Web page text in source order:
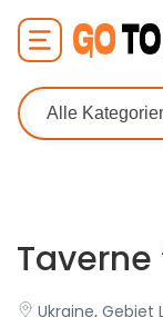
Alle
Taverne
Ukraine, Gebiet